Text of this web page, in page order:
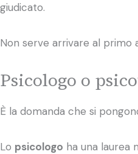
giudicato.
Non serve arrivare al
Psicologo o
È la domanda che si
Lo psicologo ha una laurea